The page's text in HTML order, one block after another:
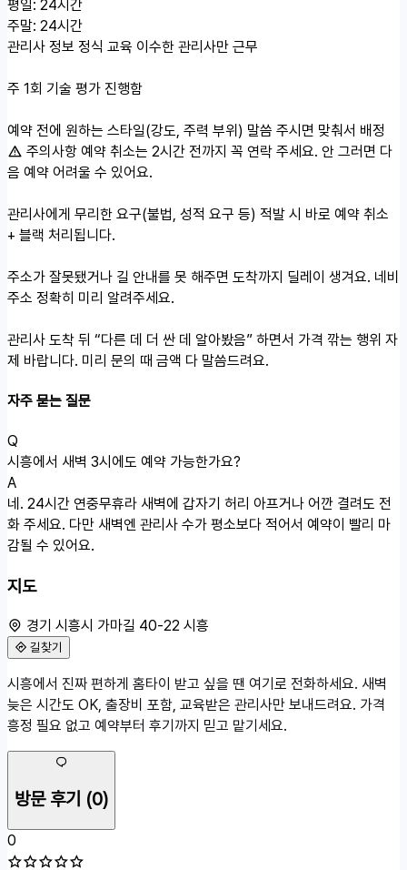
평일: 24시간
주말: 24시간
관리사 정보 정식 교육 이수한 관리사만 근무
주 1회 기술 평가 진행함
예약 전에 원하는 스타일(강도, 주력 부위) 말씀 주시면 맞춰서 배정
주의사항예약 취소는 2시간 전까지 꼭 연락 주세요. 안 그러면 다
음 예약 어려울 수 있어요.
관리사에게 무리한 요구(불법, 성적 요구 등) 적발 시 바로 예약 취소
+ 블랙 처리됩니다.
주소가 잘못됐거나 길 안내를 못 해주면 도착까지 딜레이 생겨요. 네비
주소 정확히 미리 알려주세요.
관리사 도착 뒤 “다른 데 더 싼 데 알아봤음” 하면서 가격 깎는 행위 자
제 바랍니다. 미리 문의 때 금액 다 말씀드려요.
자주 묻는 질문
Q
시흥에서 새벽 3시에도 예약 가능한가요?
A
네. 24시간 연중무휴라 새벽에 갑자기 허리 아프거나 어깐 결려도 전
화 주세요. 다만 새벽엔 관리사 수가 평소보다 적어서 예약이 빨리 마
감될 수 있어요.
지도
경기 시흥시 가마길 40-22 시흥
길찾기
경기 시흥시 가마길 40-22
시흥에서 진짜 편하게 홈타이 받고 싶을 땐 여기로 전화하세요. 새벽
늦은 시간도 OK, 출장비 포함, 교육받은 관리사만 보내드려요. 가격
흥정 필요 없고 예약부터 후기까지 믿고 맡기세요.
방문 후기 (0)
0